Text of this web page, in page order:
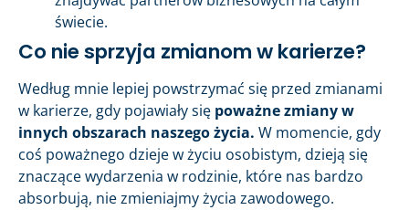
świecie.
Co nie sprzyja zmianom w karierze?
Według mnie lepiej powstrzymać się przed zmianami
w karierze, gdy pojawiały się poważne zmiany w
innych obszarach naszego życia. W momencie, gdy
coś poważnego dzieje w życiu osobistym, dzieją się
znaczące wydarzenia w rodzinie, które nas bardzo
absorbują, nie zmieniajmy życia zawodowego.